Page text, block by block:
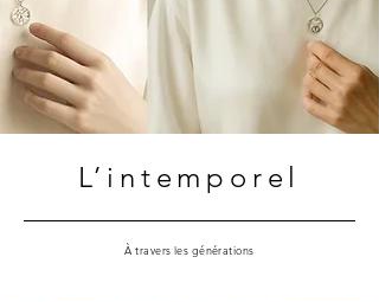
L’intemporel
À travers les générations